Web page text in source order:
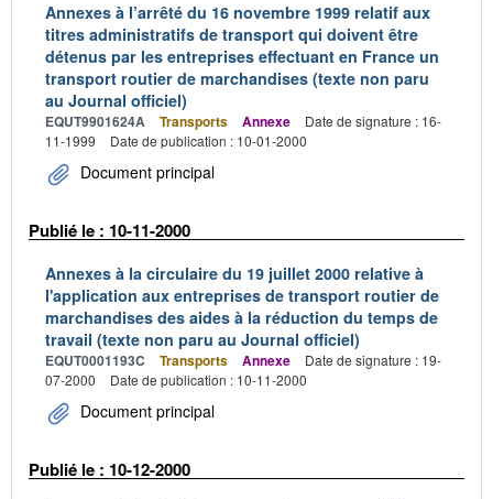
Annexes à l’arrêté du 16 novembre 1999 relatif aux
titres administratifs de transport qui doivent être
détenus par les entreprises effectuant en France un
transport routier de marchandises (texte non paru
au Journal officiel)
EQUT9901624A Transports Annexe
Date de signature : 16-
11-1999
Date de publication : 10-01-2000
Document principal
Publié le : 10-11-2000
Annexes à la circulaire du 19 juillet 2000 relative à
l'application aux entreprises de transport routier de
marchandises des aides à la réduction du temps de
travail (texte non paru au Journal officiel)
EQUT0001193C Transports Annexe
Date de signature : 19-
07-2000
Date de publication : 10-11-2000
Document principal
Publié le : 10-12-2000